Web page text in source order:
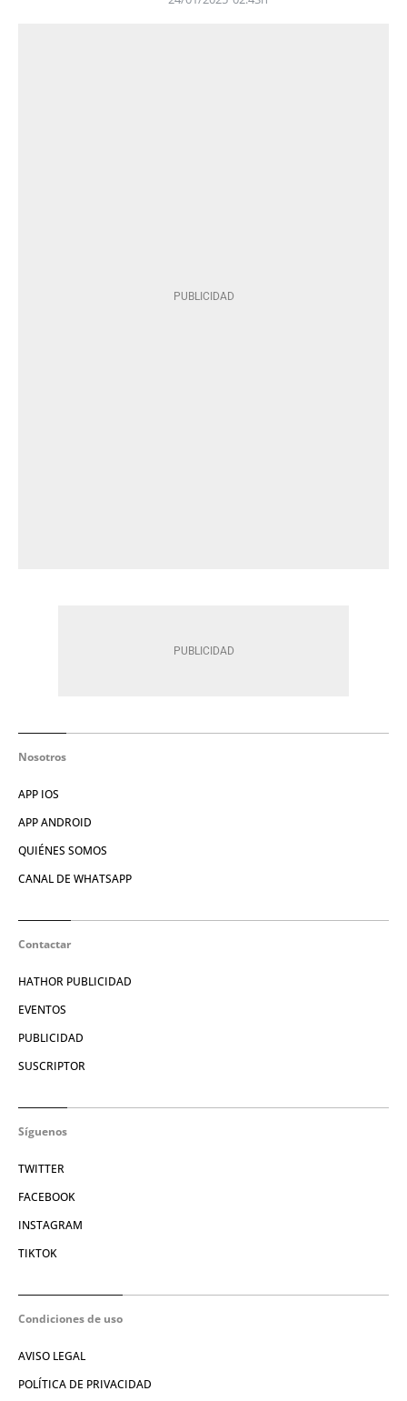
Nosotros
APP IOS
APP ANDROID
QUIÉNES SOMOS
CANAL DE WHATSAPP
Contactar
HATHOR PUBLICIDAD
EVENTOS
PUBLICIDAD
SUSCRIPTOR
Síguenos
TWITTER
FACEBOOK
INSTAGRAM
TIKTOK
Condiciones de uso
AVISO LEGAL
POLÍTICA DE PRIVACIDAD